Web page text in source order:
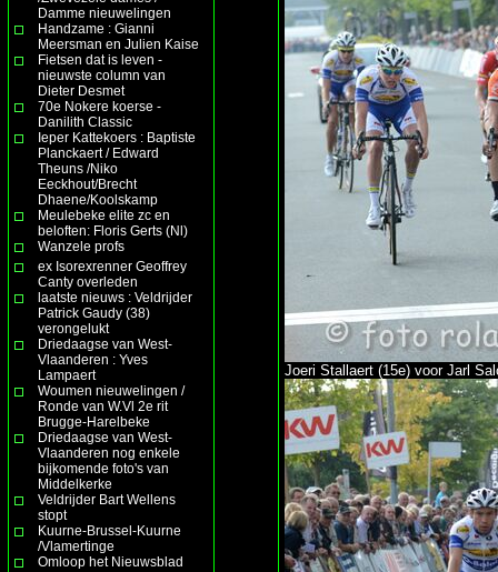
Damme nieuwelingen
Handzame : Gianni
Meersman en Julien Kaise
Fietsen dat is leven -
nieuwste column van
Dieter Desmet
70e Nokere koerse -
Danilith Classic
Ieper Kattekoers : Baptiste
Planckaert / Edward
Theuns /Niko
Eeckhout/Brecht
Dhaene/Koolskamp
Meulebeke elite zc en
beloften: Floris Gerts (Nl)
Wanzele profs
ex Isorexrenner Geoffrey
Canty overleden
laatste nieuws : Veldrijder
Patrick Gaudy (38)
verongelukt
Driedaagse van West-
Vlaanderen : Yves
Lampaert
Woumen nieuwelingen /
Ronde van W.Vl 2e rit
Brugge-Harelbeke
Driedaagse van West-
Vlaanderen nog enkele
bijkomende foto's van
Middelkerke
Veldrijder Bart Wellens
stopt
Kuurne-Brussel-Kuurne
/Vlamertinge
Omloop het Nieuwsblad
Joeri Stallaert (15e) voor Jarl